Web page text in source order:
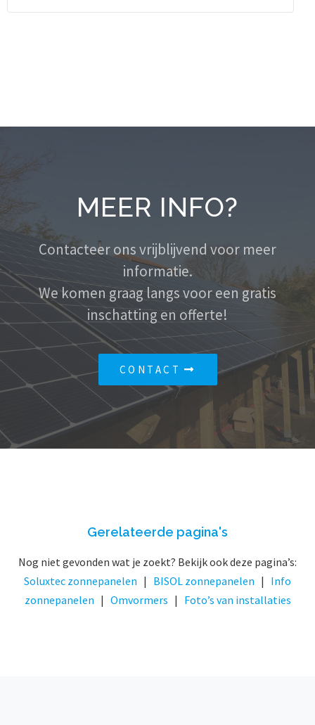
MEER INFO?
Contacteer ons vrijblijvend voor meer
informatie.
We komen graag langs voor een gratis
inschatting en offerte!
CONTACT
Gerelateerde pagina's
Nog niet gevonden wat je zoekt? Bekijk ook deze pagina’s:
Soluxtec zonnepanelen | BISOL zonnepanelen | Info
zonnepanelen | Omvormers | Foto’s van installaties